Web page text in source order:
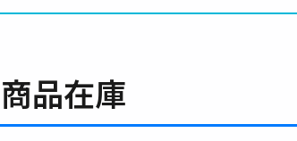
品在庫